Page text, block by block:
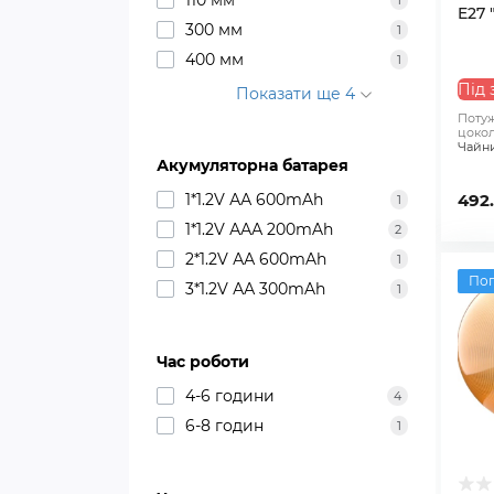
300 мм 1
400 мм 1
Показати ще 4
Акумуляторна батарея
1*1.2V АА 600mAh
1
1*1.2V ААА 200mAh 2
2*1.2V АА 600mAh 1
3*1.2V АА 300mAh 1
Час роботи
4-6 години
4
6-8 годин 1
E27
Під